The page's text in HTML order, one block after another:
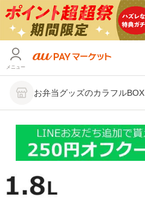
メニュー
お弁当グッズのカラフルBOX